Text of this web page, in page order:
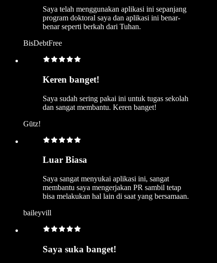
Saya telah menggunakan aplikasi ini sepanjang
program doktoral saya dan aplikasi ini benar-
benar seperti berkah dari Tuhan.
BisDebtFree
Keren banget!
Saya sudah sering pakai ini untuk tugas sekolah
dan sangat membantu. Keren banget!
Gūtz!
Luar Biasa
Saya sangat menyukai aplikasi ini, sangat
membantu saya mengerjakan PR sambil tetap
bisa melakukan hal lain di saat yang bersamaan.
baileyvill
Saya suka banget!